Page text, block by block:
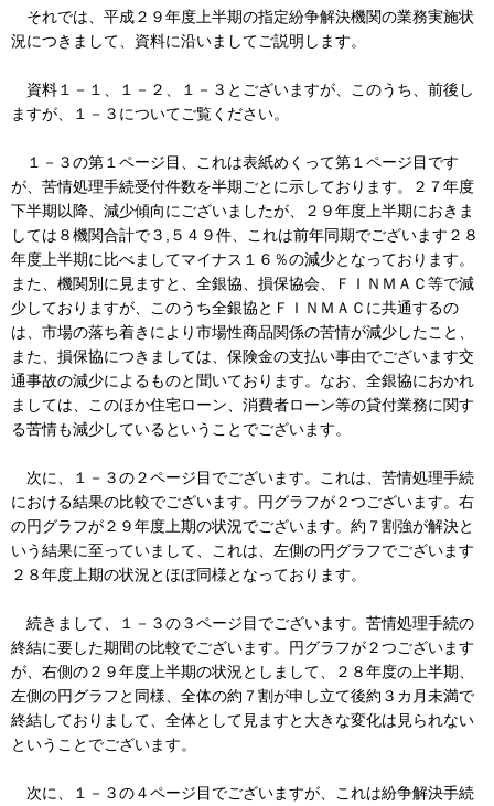
それでは、平成２９年度上半期の指定紛争解決機関の業務実施状
況につきまして、資料に沿いましてご説明します。
資料１－１、１－２、１－３とございますが、このうち、前後し
ますが、１－３についてご覧ください。
１－３の第１ページ目、これは表紙めくって第１ページ目です
が、苦情処理手続受付件数を半期ごとに示しております。２７年度
下半期以降、減少傾向にございましたが、２９年度上半期におきま
しては８機関合計で３,５４９件、これは前年同期でございます２８
年度上半期に比べましてマイナス１６％の減少となっております。
また、機関別に見ますと、全銀協、損保協会、ＦＩＮＭＡＣ等で減
少しておりますが、このうち全銀協とＦＩＮＭＡＣに共通するの
は、市場の落ち着きにより市場性商品関係の苦情が減少したこと、
また、損保協につきましては、保険金の支払い事由でございます交
通事故の減少によるものと聞いております。なお、全銀協におかれ
ましては、このほか住宅ローン、消費者ローン等の貸付業務に関す
る苦情も減少しているということでございます。
次に、１－３の２ページ目でございます。これは、苦情処理手続
における結果の比較でございます。円グラフが２つございます。右
の円グラフが２９年度上期の状況でございます。約７割強が解決と
いう結果に至っていまして、これは、左側の円グラフでございます
２８年度上期の状況とほぼ同様となっております。
続きまして、１－３の３ページ目でございます。苦情処理手続の
終結に要した期間の比較でございます。円グラフが２つございます
が、右側の２９年度上半期の状況としまして、２８年度の上半期、
左側の円グラフと同様、全体の約７割が申し立て後約３カ月未満で
終結しておりまして、全体として見ますと大きな変化は見られない
ということでございます。
次に、１－３の４ページ目でございますが、これは紛争解決手続